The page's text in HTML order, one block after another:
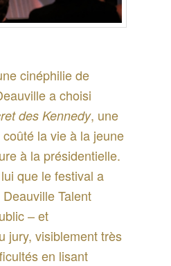
cinéphilie de
a choisi
des Kennedy, une
la vie à la jeune
à la présidentielle.
que le festival a
Talent
– et
jury, visiblement très
en lisant